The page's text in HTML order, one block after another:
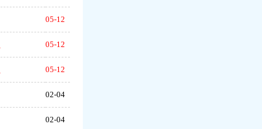
05-12
05-12
05-12
02-04
02-04